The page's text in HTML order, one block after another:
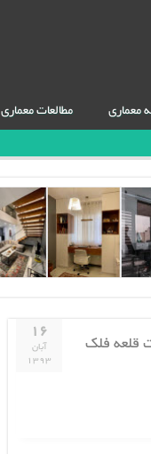
معماری مطالعات معماری
۱۶
آبان
۱۳۹۳
شناخت قلعه فلک